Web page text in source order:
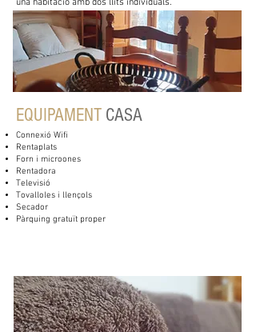
una habitació amb dos llits individuals.
EQUIPAMENT CASA
Connexió Wifi
Rentaplats
Forn i microones
Rentadora
Televisió
Tovalloles i llençols
Secador
Pàrquing gratuït proper